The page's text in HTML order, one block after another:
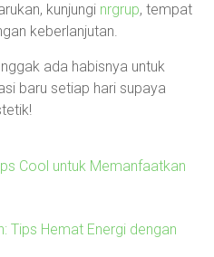
kunjungi nrgrup, tempat
keberlanjutan.
ada habisnya untuk
baru setiap hari supaya
Cool untuk Memanfaatkan
Tips Hemat Energi dengan